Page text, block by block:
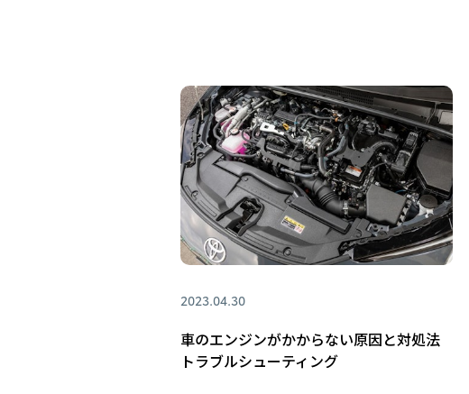
2023.04.30
車のエンジンがかからない原因と対処法
トラブルシューティング